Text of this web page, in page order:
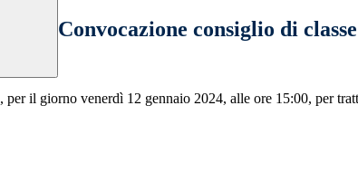
Convocazione consiglio di
il giorno venerdì 12 gennaio 2024, alle ore 15:00, per